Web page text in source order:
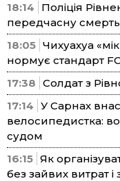
18:14
Поліція
передчасну
18:05 Чихуахуа
нормує стандарт
17:38 Солдат з
17:14 У Сарнах
велосипедистка:
судом
16:15 Як
без зайвих витрат